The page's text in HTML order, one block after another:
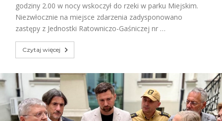
godziny 2.00 w nocy wskoczył do rzeki w parku Miejskim.
Niezwłocznie na miejsce zdarzenia zadysponowano
zastępy z Jednostki Ratowniczo-Gaśniczej nr …
Czytaj więcej